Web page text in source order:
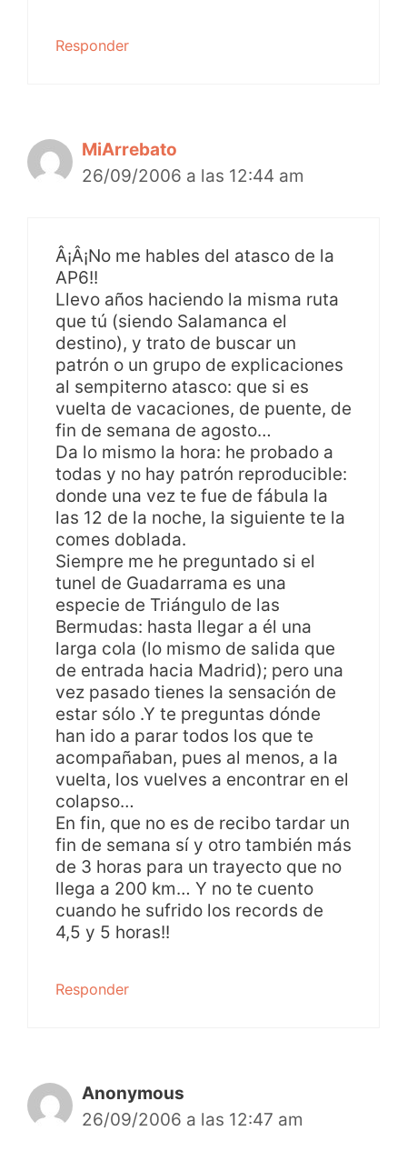
Responder
MiArrebato
26/09/2006 a las 12:44 am
Â¡Â¡No me hables del atasco de la
AP6!!
Llevo años haciendo la misma ruta
que tú (siendo Salamanca el
destino), y trato de buscar un
patrón o un grupo de explicaciones
al sempiterno atasco: que si es
vuelta de vacaciones, de puente, de
fin de semana de agosto…
Da lo mismo la hora: he probado a
todas y no hay patrón reproducible:
donde una vez te fue de fábula la
las 12 de la noche, la siguiente te la
comes doblada.
Siempre me he preguntado si el
tunel de Guadarrama es una
especie de Triángulo de las
Bermudas: hasta llegar a él una
larga cola (lo mismo de salida que
de entrada hacia Madrid); pero una
vez pasado tienes la sensación de
estar sólo .Y te preguntas dónde
han ido a parar todos los que te
acompañaban, pues al menos, a la
vuelta, los vuelves a encontrar en el
colapso…
En fin, que no es de recibo tardar un
fin de semana sí y otro también más
de 3 horas para un trayecto que no
llega a 200 km… Y no te cuento
cuando he sufrido los records de
4,5 y 5 horas!!
Responder
Anonymous
26/09/2006 a las 12:47 am